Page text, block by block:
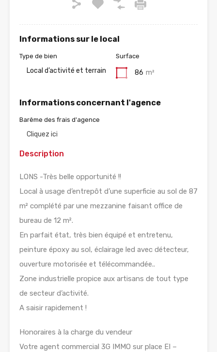
Informations sur le local
Type de bien
Local d’activité et terrain
Surface
86 m²
Informations concernant l'agence
Barême des frais d'agence
Cliquez ici
Description
LONS -Très belle opportunité !!
Local à usage d’entrepôt d’une superficie au sol de 87
m² complété par une mezzanine faisant office de
bureau de 12 m².
En parfait état, très bien équipé et entretenu,
peinture époxy au sol, éclairage led avec détecteur,
ouverture motorisée et télécommandée..
Zone industrielle propice aux artisans de tout type
de secteur d’activité.
A saisir rapidement !
Honoraires à la charge du vendeur
Votre agent commercial 3G IMMO sur place EI –